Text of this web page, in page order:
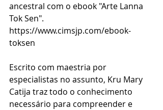
ancestral com o ebook "Arte Lanna
Tok Sen".
https://www.cimsjp.com/ebook-
toksen
Escrito com maestria por
especialistas no assunto, Kru Mary
Catija traz todo o conhecimento
necessário para compreender e